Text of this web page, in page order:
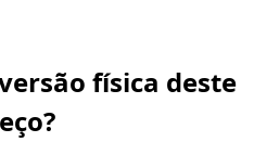
física deste